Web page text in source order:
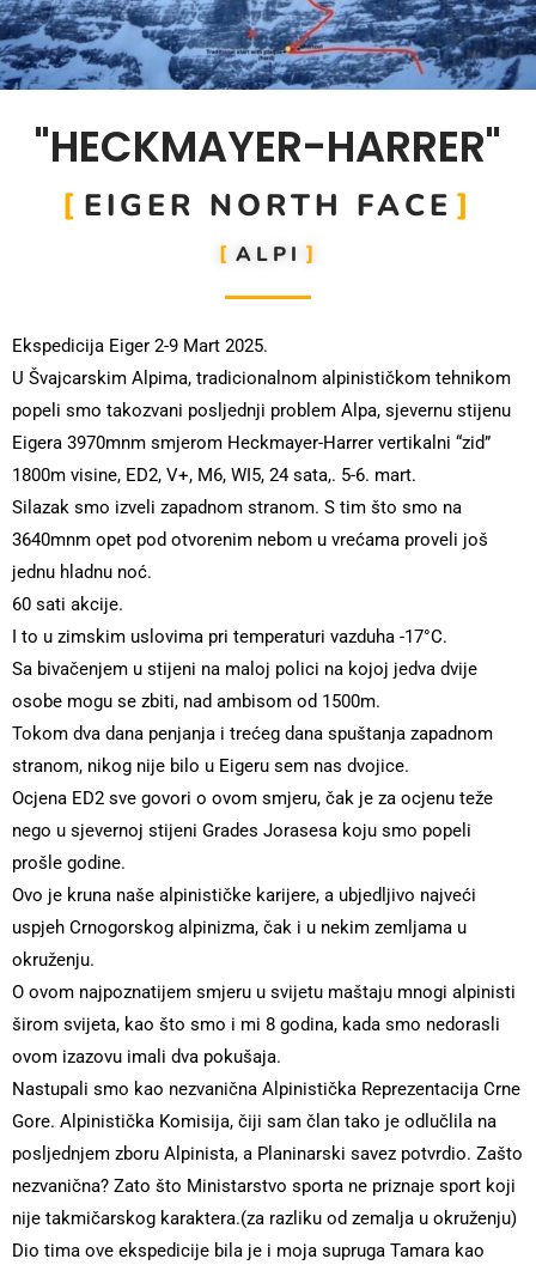
"HECKMAYER-HARRER"
EIGER NORTH FACE
ALPI
Ekspedicija Eiger 2-9 Mart 2025.
U Švajcarskim Alpima, tradicionalnom alpinističkom tehnikom
popeli smo takozvani posljednji problem Alpa, sjevernu stijenu
Eigera 3970mnm smjerom Heckmayer-Harrer vertikalni “zid”
1800m visine, ED2, V+, M6, WI5, 24 sata,. 5-6. mart.
Silazak smo izveli zapadnom stranom. S tim što smo na
3640mnm opet pod otvorenim nebom u vrećama proveli još
jednu hladnu noć.
60 sati akcije.
I to u zimskim uslovima pri temperaturi vazduha -17°C.
Sa bivačenjem u stijeni na maloj polici na kojoj jedva dvije
osobe mogu se zbiti, nad ambisom od 1500m.
Tokom dva dana penjanja i trećeg dana spuštanja zapadnom
stranom, nikog nije bilo u Eigeru sem nas dvojice.
Ocjena ED2 sve govori o ovom smjeru, čak je za ocjenu teže
nego u sjevernoj stijeni Grades Jorasesa koju smo popeli
prošle godine.
Ovo je kruna naše alpinističke karijere, a ubjedljivo najveći
uspjeh Crnogorskog alpinizma, čak i u nekim zemljama u
okruženju.
O ovom najpoznatijem smjeru u svijetu maštaju mnogi alpinisti
širom svijeta, kao što smo i mi 8 godina, kada smo nedorasli
ovom izazovu imali dva pokušaja.
Nastupali smo kao nezvanična Alpinistička Reprezentacija Crne
Gore. Alpinistička Komisija, čiji sam član tako je odlučlila na
posljednjem zboru Alpinista, a Planinarski savez potvrdio. Zašto
nezvanična? Zato što Ministarstvo sporta ne priznaje sport koji
nije takmičarskog karaktera.(za razliku od zemalja u okruženju)
Dio tima ove ekspedicije bila je i moja supruga Tamara kao